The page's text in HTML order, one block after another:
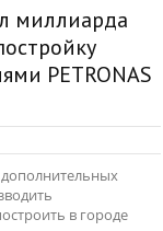
миллиарда
PETRONAS
дополнительных
в городе